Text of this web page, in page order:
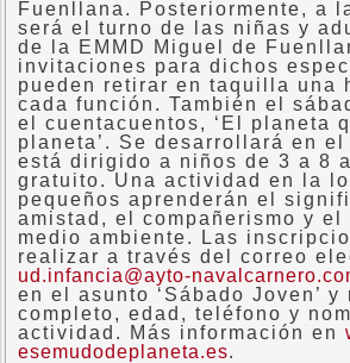
Fuenllana. Posteriormente, a
será el turno de las niñas y
de la EMMD Miguel de
invitaciones para dichos
pueden retirar en taquilla una
cada función. También el
el cuentacuentos, ‘El planeta
planeta’. Se desarrollará en
está dirigido a niños de 3 a 8
gratuito. Una actividad en la
pequeños aprenderán el
amistad, el compañerismo y el
medio ambiente. Las
realizar a través del correo
ud.infancia@ayto-
en el asunto ‘Sábado Joven’ y
completo, edad, teléfono y
actividad. Más información en
esemudodeplaneta.es.